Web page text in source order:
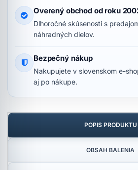
Overený obchod od roku
Dlhoročné skúsenosti s
náhradných dielov.
Bezpečný nákup
Nakupujete v slovenskom e-
aj po nákupe.
POPIS PRODUKTU
OBSAH BALENIA